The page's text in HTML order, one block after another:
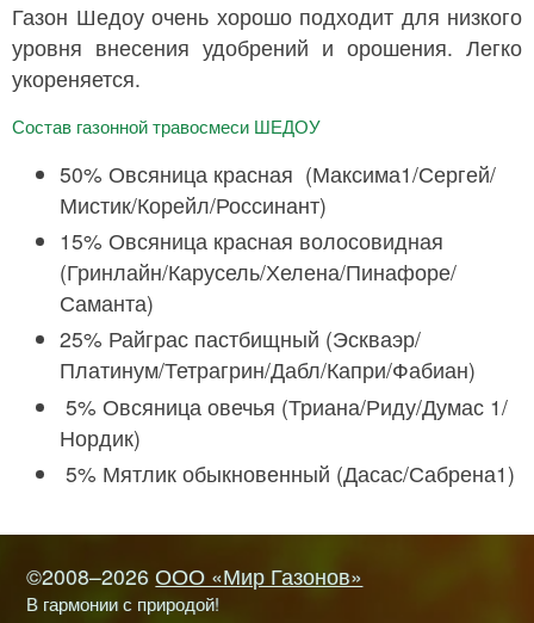
Газон Шедоу очень хорошо подходит для низкого
уровня внесения удобрений и орошения. Легко
укореняется.
Состав газонной травосмеси ШЕДОУ
50% Овсяница красная (Максима1/Сергей/
Мистик/Корейл/Россинант)
15% Овсяница красная волосовидная
(Гринлайн/Карусель/Хелена/Пинафоре/
Саманта)
25% Райграс пастбищный (Эскваэр/
Платинум/Тетрагрин/Дабл/Капри/Фабиан)
5% Овсяница овечья (Триана/Риду/Думас 1/
Нордик)
5% Мятлик обыкновенный (Дасас/Сабрена1)
©2008–2026 ООО «Мир Газонов»
В гармонии с природой!